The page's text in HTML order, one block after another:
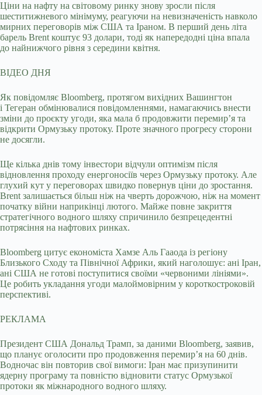
Ціни на нафту на світовому ринку знову зросли після
шеститижневого мінімуму, реагуючи на невизначеність навколо
мирних переговорів між США та Іраном. В перший день літа
барель Brent коштує 93 долари, тоді як напередодні ціна впала
до найнижчого рівня з середини квітня.
ВІДЕО ДНЯ
Як повідомляє Bloomberg, протягом вихідних Вашингтон
і Тегеран обмінювалися повідомленнями, намагаючись внести
зміни до проєкту угоди, яка мала б продовжити перемир’я та
відкрити Ормузьку протоку. Проте значного прогресу сторони
не досягли.
Ще кілька днів тому інвестори відчули оптимізм після
відновлення проходу енергоносіїв через Ормузьку протоку. Але
глухий кут у переговорах швидко повернув ціни до зростання.
Brent залишається більш ніж на чверть дорожчою, ніж на момент
початку війни наприкінці лютого. Майже повне закриття
стратегічного водного шляху спричинило безпрецедентні
потрясіння на нафтових ринках.
Bloomberg цитує економіста Хамзе Аль Гааода із регіону
Близького Сходу та Північної Африки, який наголошує: ані Іран,
ані США не готові поступитися своїми «червоними лініями».
Це робить укладання угоди малоймовірним у короткостроковій
перспективі.
РЕКЛАМА
Президент США Дональд Трамп, за даними Bloomberg, заявив,
що планує оголосити про продовження перемир’я на 60 днів.
Водночас він повторив свої вимоги: Іран має призупинити
ядерну програму та повністю відновити статус Ормузької
протоки як міжнародного водного шляху.